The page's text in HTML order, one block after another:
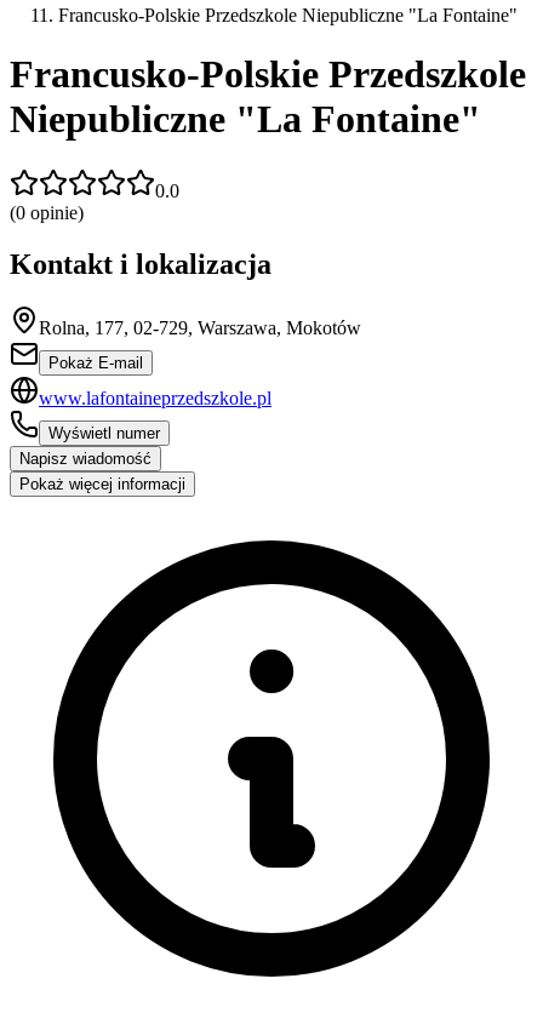
Francusko-Polskie Przedszkole Niepubliczne "La Fontaine"
Francusko-Polskie Przedszkole
Niepubliczne "La Fontaine"
0.0
(0 opinie)
Kontakt i lokalizacja
Rolna, 177, 02-729, Warszawa, Mokotów
Pokaż E-mail
www.lafontaineprzedszkole.pl
Wyświetl numer
Napisz wiadomość
Pokaż więcej informacji